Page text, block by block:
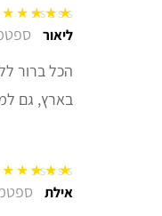
דורג5מתוך 5ליאור ספטמבר 25,
הכל ברור
בארץ, גם
דורג5מתוך 5אילת ספטמבר 25,